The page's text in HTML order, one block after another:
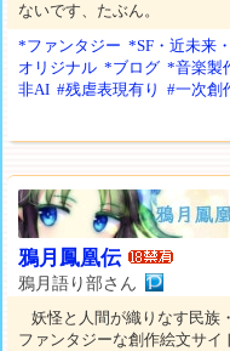
ないです、たぶん。
*ファンタジー *SF・近未来
オリジナル *ブログ *音楽製
非AI #残虐表現有り #一次創
鴉月鳳凰伝
鴉月語り部さん
妖怪と人間が織りなす民族
ファンタジーな創作絵文サイ